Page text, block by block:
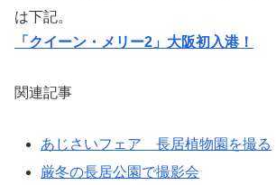
は下記。
「クイーン・メリー2」大阪初入港！
関連記事
あじさいフェア 長居植物園を撮る
厳冬の長居公園で撮影会